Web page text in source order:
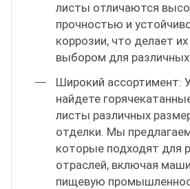
листы отличаются
прочностью и
коррозии, что делает
выбором для
Широкий ассортимент:
найдете
листы различных
отделки. Мы
которые подходят для
отраслей, включая
пищевую